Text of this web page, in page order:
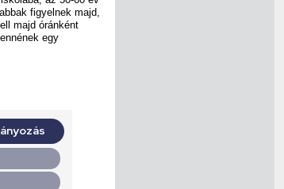
figyelnek majd,
majd óránként
egy